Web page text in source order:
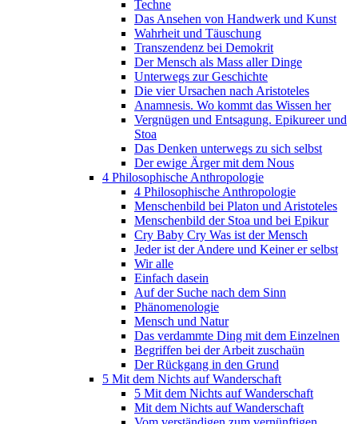
Techne
Das Ansehen von Handwerk und Kunst
Wahrheit und Täuschung
Transzendenz bei Demokrit
Der Mensch als Mass aller Dinge
Unterwegs zur Geschichte
Die vier Ursachen nach Aristoteles
Anamnesis. Wo kommt das Wissen her
Vergnügen und Entsagung. Epikureer und
Stoa
Das Denken unterwegs zu sich selbst
Der ewige Ärger mit dem Nous
4 Philosophische Anthropologie
4 Philosophische Anthropologie
Menschenbild bei Platon und Aristoteles
Menschenbild der Stoa und bei Epikur
Cry Baby Cry Was ist der Mensch
Jeder ist der Andere und Keiner er selbst
Wir alle
Einfach dasein
Auf der Suche nach dem Sinn
Phänomenologie
Mensch und Natur
Das verdammte Ding mit dem Einzelnen
Begriffen bei der Arbeit zuschaün
Der Rückgang in den Grund
5 Mit dem Nichts auf Wanderschaft
5 Mit dem Nichts auf Wanderschaft
Mit dem Nichts auf Wanderschaft